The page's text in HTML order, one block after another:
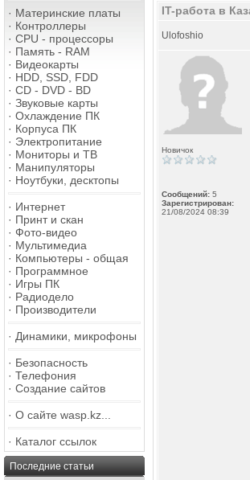
· Материнские платы
· Контроллеры
· CPU - процессоры
· Память - RAM
· Видеокарты
· HDD, SSD, FDD
· CD - DVD - BD
· Звуковые карты
· Охлаждение ПК
· Корпуса ПК
· Электропитание
· Мониторы и ТВ
· Манипуляторы
· Ноутбуки, десктопы
· Интернет
· Принт и скан
· Фото-видео
· Мультимедиа
· Компьютеры - общая
· Программное
· Игры ПК
· Радиодело
· Производители
· Динамики, микрофоны
· Безопасность
· Телефония
· Создание сайтов
· О сайте wasp.kz...
· Каталог ссылок
Последние статьи
IT-работа в
Ulofoshio
Новичок
Сообщений: 5
Зарегистрирован:
21/08/2024 08:39